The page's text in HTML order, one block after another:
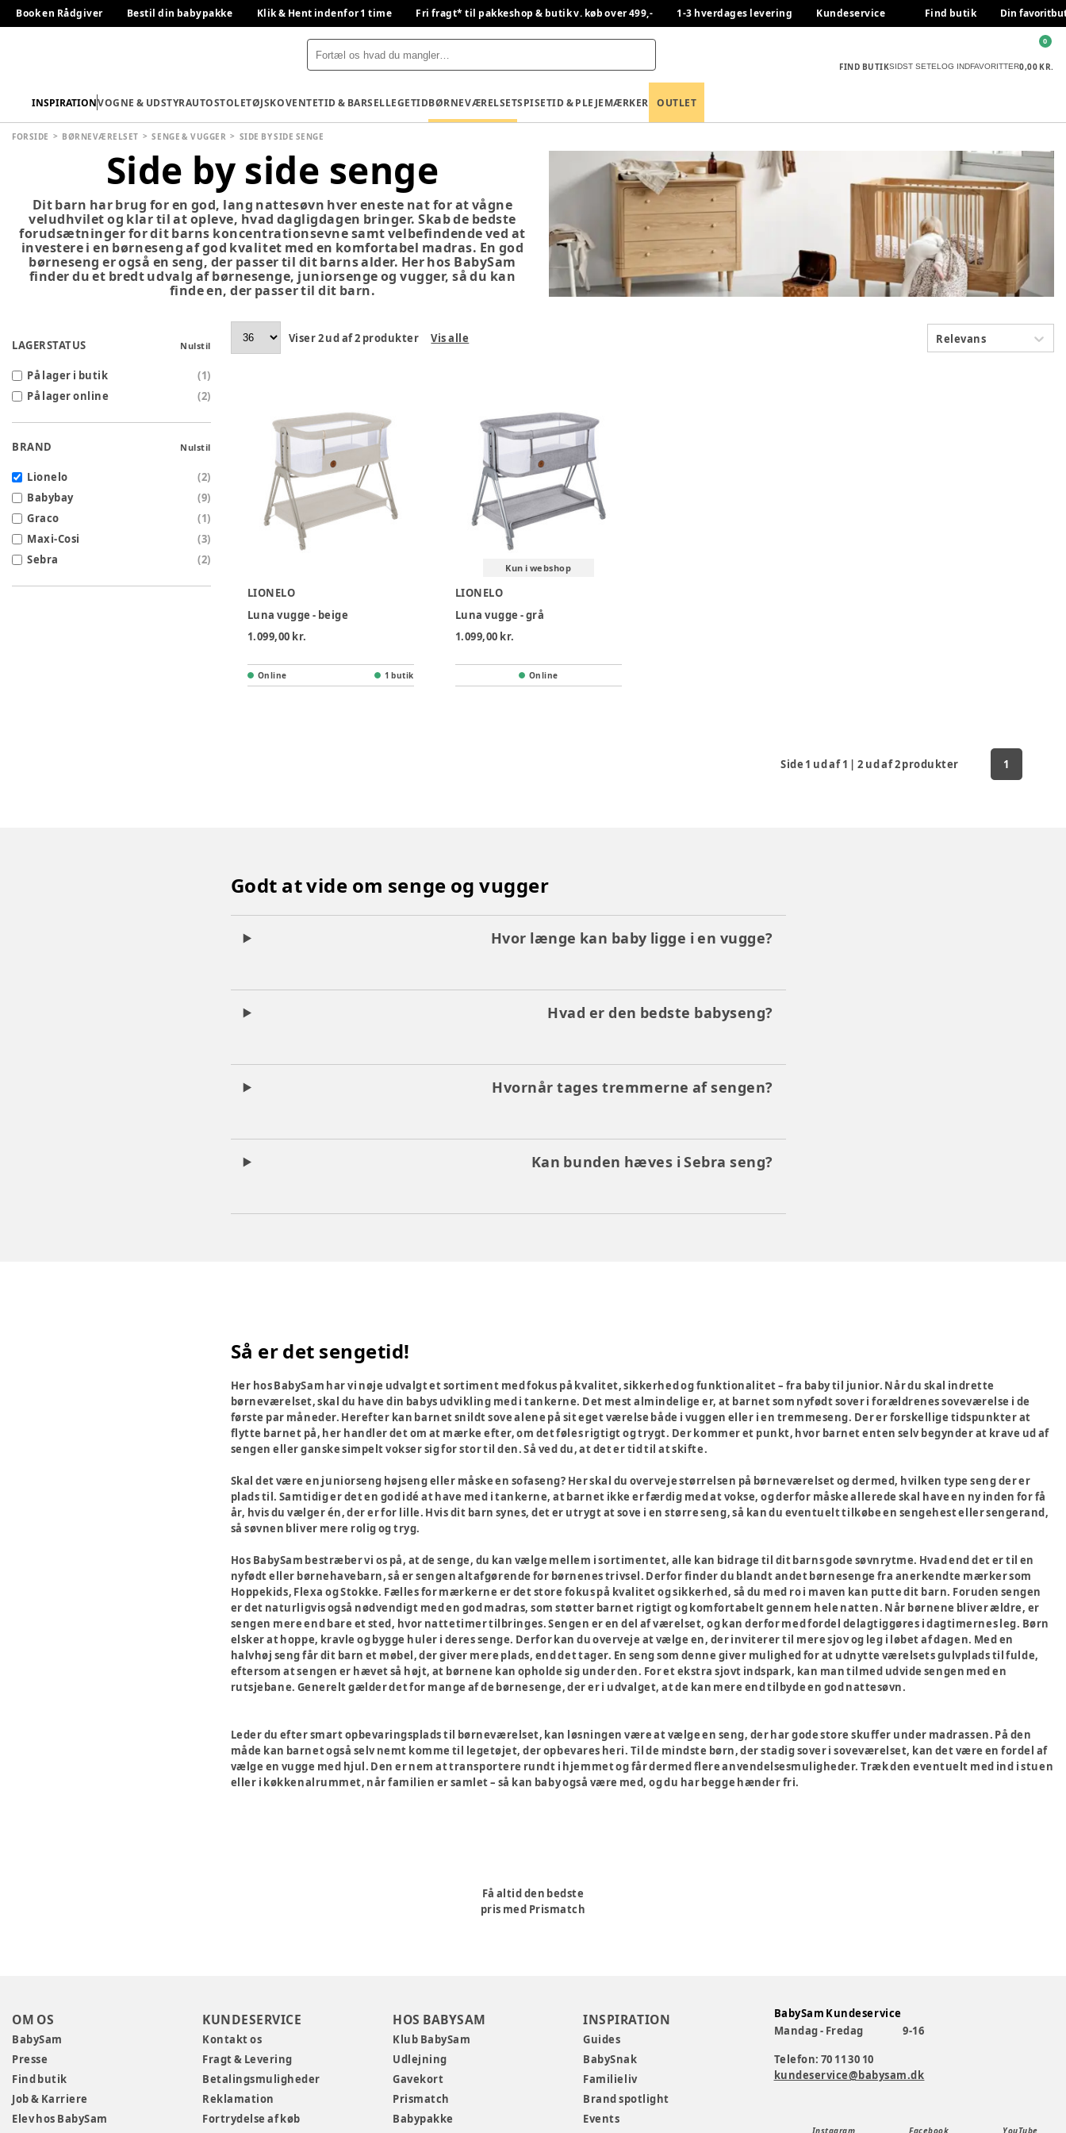
Book en Rådgiver Bestil din babypakke Klik & Hent indenfor 1 time Fri fragt* til pakkeshop & butik v. køb over 499,- 1-3 hverdages levering Kundeservice Find butik Din
FIND BUTIKSIDST SETELOG INDFAVORITTER0,00 KR.
0
INSPIRATIONVOGNE & UDSTYRAUTOSTOLETØJSKOVENTETID & BARSELLEGETIDBØRNEVÆRELSETSPISETID & PLEJEMÆRKER OUTLET
FORSIDE BØRNEVÆRELSET SENGE & VUGGER SIDE BY SIDE SENGE
Side by side senge
Dit barn har brug for en god, lang nattesøvn hver eneste nat for at vågne
veludhvilet og klar til at opleve, hvad dagligdagen bringer. Skab de bedste
forudsætninger for dit barns koncentrationsevne samt velbefindende ved at
investere i en børneseng af god kvalitet med en komfortabel madras. En god
børneseng er også en seng, der passer til dit barns alder. Her hos BabySam
finder du et bredt udvalg af børnesenge, juniorsenge og vugger, så du kan
finde en, der passer til dit barn.
LAGERSTATUS Nulstil
På lager i butik (1)
På lager online
(2)
BRAND Nulstil
Lionelo (2)
Babybay
(9)
Graco
(1)
Maxi-Cosi
(3)
Sebra
(2)
Viser2ud af2 produkter Vis alle Relevans
LIONELO
Luna vugge - beige
1.099,00 kr.
Online 1 butik
Kun i webshop
LIONELO
Luna vugge - grå
1.099,00 kr.
Online
Side 1 ud af1 |2 ud af2produkter 1
Godt at vide om senge og vugger
Hvor længe kan baby ligge i en vugge?
Hvad er den bedste babyseng?
Hvornår tages tremmerne af sengen?
Kan bunden hæves i Sebra seng?
Så er det sengetid!
Her hos BabySam har vi nøje udvalgt et sortiment med fokus på kvalitet, sikkerhed og funktionalitet – fra baby til junior. Når du skal indrette
børneværelset, skal du have din babys udvikling med i tankerne. Det mest almindelige er, at barnet som nyfødt sover i forældrenes soveværelse i de
første par måneder. Herefter kan barnet snildt sove alene på sit eget værelse både i vuggen eller i en tremmeseng. Der er forskellige tidspunkter at
flytte barnet på, her handler det om at mærke efter, om det føles rigtigt og trygt. Der kommer et punkt, hvor barnet enten selv begynder at krave ud af
sengen eller ganske simpelt vokser sig for stor til den. Så ved du, at det er tid til at skifte.
Skal det være en juniorseng højseng eller måske en sofaseng? Her skal du overveje størrelsen på børneværelset og dermed, hvilken type seng der er
plads til. Samtidig er det en god idé at have med i tankerne, at barnet ikke er færdig med at vokse, og derfor måske allerede skal have en ny inden for få
år, hvis du vælger én, der er for lille. Hvis dit barn synes, det er utrygt at sove i en større seng, så kan du eventuelt tilkøbe en sengehest eller sengerand,
så søvnen bliver mere rolig og tryg.
Hos BabySam bestræber vi os på, at de senge, du kan vælge mellem i sortimentet, alle kan bidrage til dit barns gode søvnrytme. Hvad end det er til en
nyfødt eller børnehavebarn, så er sengen altafgørende for børnenes trivsel. Derfor finder du blandt andet børnesenge fra anerkendte mærker som
Hoppekids, Flexa og Stokke. Fælles for mærkerne er det store fokus på kvalitet og sikkerhed, så du med ro i maven kan putte dit barn. Foruden sengen
er det naturligvis også nødvendigt med en god madras, som støtter barnet rigtigt og komfortabelt gennem hele natten. Når børnene bliver ældre, er
sengen mere end bare et sted, hvor nattetimer tilbringes. Sengen er en del af værelset, og kan derfor med fordel delagtiggøres i dagtimernes leg. Børn
elsker at hoppe, kravle og bygge huler i deres senge. Derfor kan du overveje at vælge en, der inviterer til mere sjov og leg i løbet af dagen. Med en
halvhøj seng får dit barn et møbel, der giver mere plads, end det tager. En seng som denne giver mulighed for at udnytte værelsets gulvplads til fulde,
eftersom at sengen er hævet så højt, at børnene kan opholde sig under den. For et ekstra sjovt indspark, kan man tilmed udvide sengen med en
rutsjebane. Generelt gælder det for mange af de børnesenge, der er i udvalget, at de kan mere end tilbyde en god nattesøvn.
Leder du efter smart opbevaringsplads til børneværelset, kan løsningen være at vælge en seng, der har gode store skuffer under madrassen. På den
måde kan barnet også selv nemt komme til legetøjet, der opbevares heri. Til de mindste børn, der stadig sover i soveværelset, kan det være en fordel af
vælge en vugge med hjul. Den er nem at transportere rundt i hjemmet og får dermed flere anvendelsesmuligheder. Træk den eventuelt med ind i stuen
eller i køkkenalrummet, når familien er samlet – så kan baby også være med, og du har begge hænder fri.
Få altid den bedste
pris med Prismatch
OM OS
BabySam
Presse
Find butik
Job & Karriere
Elev hos BabySam
KUNDESERVICE
Kontakt os
Fragt & Levering
Betalingsmuligheder
Reklamation
Fortrydelse af køb
HOS BABYSAM
Klub BabySam
Udlejning
Gavekort
Prismatch
Babypakke
INSPIRATION
Guides
BabySnak
Familieliv
Brand spotlight
Events
BabySam Kundeservice
Mandag - Fredag
9-16
Telefon: 70 11 30 10
kundeservice@babysam.dk
Instagram Facebook YouTube